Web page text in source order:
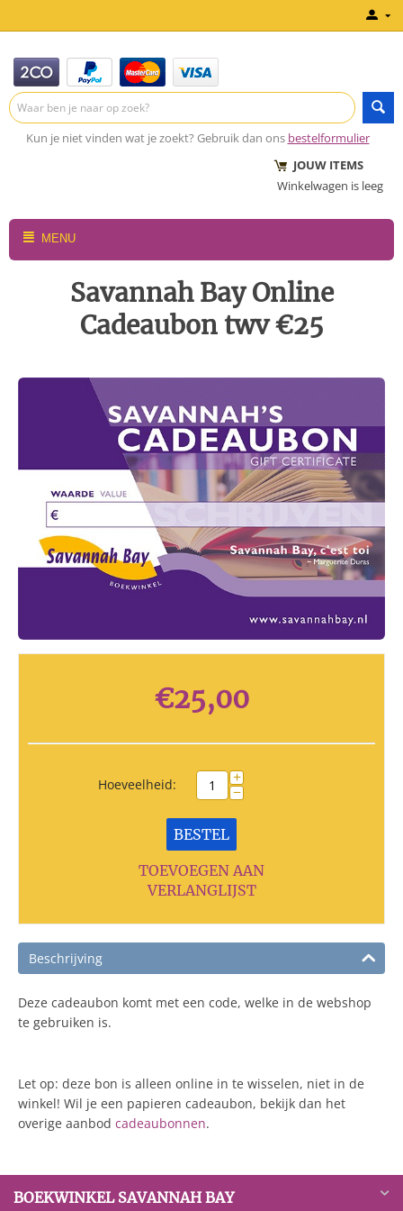
Kun je niet vinden wat je zoekt? Gebruik dan ons bestelformulier
JOUW ITEMS
Winkelwagen is leeg
MENU
Savannah Bay Online
Cadeaubon twv €25
€25,00
Hoeveelheid: +
−
BESTEL
TOEVOEGEN AAN
VERLANGLIJST
Beschrijving
Deze cadeaubon komt met een code, welke in de webshop
te gebruiken is.
Let op: deze bon is alleen online in te wisselen, niet in de
winkel! Wil je een papieren cadeaubon, bekijk dan het
overige aanbod cadeaubonnen.
BOEKWINKEL SAVANNAH BAY